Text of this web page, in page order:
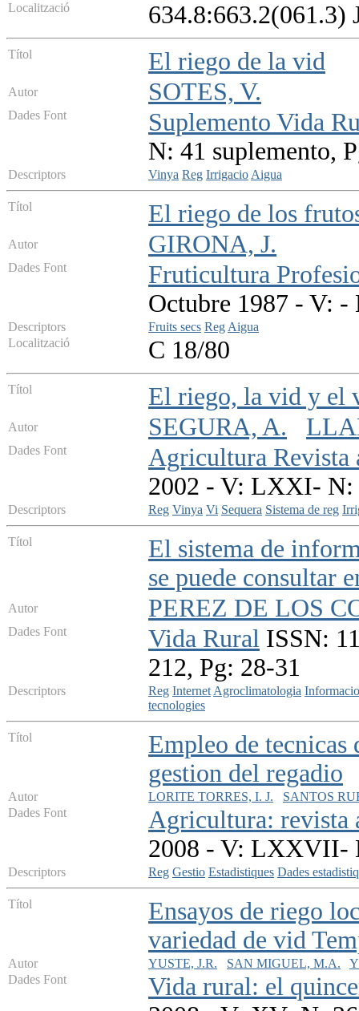
Localització
634.8:663.2(061.3)
Títol El riego de la vid
Autor SOTES, V.
Dades Font
Suplemento Vida
N: 41 suplemento,
Descriptors Vinya Reg IrrigacioAigua
Títol El riego de los
Autor GIRONA, J.
Dades Font
Fruticultura
Octubre 1987 - V: -
Descriptors Fruits secs RegAigua
Localització
C 18/80
Títol El riego, la vid y el
Autor SEGURA, A.
Dades Font
Agricultura Revista
2002 - V: LXXI- N:
Descriptors Reg Vinya Vi Sequera Sistema de reg
Títol
El sistema de
se puede consultar
Autor PEREZ DE LOS
Dades Font Vida Rural ISSN:
212, Pg: 28-31
Descriptors Reg InternetAgroclimatologia Informacio
tecnologies
Títol
Empleo de tecnicas
gestion del regadio
Autor LORITE TORRES, I. J.
SANTOS
Dades Font
Agricultura: revista
2008 - V: LXXVII-
Descriptors Reg Gestio Estadistiques Dades
Títol
Ensayos de riego
variedad de vid
Autor YUSTE, J.R. SAN MIGUEL, M.A.
Dades Font
Vida rural: el